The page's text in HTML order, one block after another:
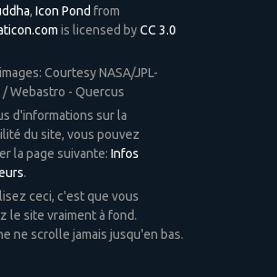
, Icon Pond from
is licensed byCC 3.0
Courtesy NASA/JPL-
Webastro - Quercus
d'informations sur la
du site, vous pouvez
la page suivante: Infos
.
ceci, c'est que vous
le site vraiment à fond.
ne scrolle jamais jusqu'en bas.